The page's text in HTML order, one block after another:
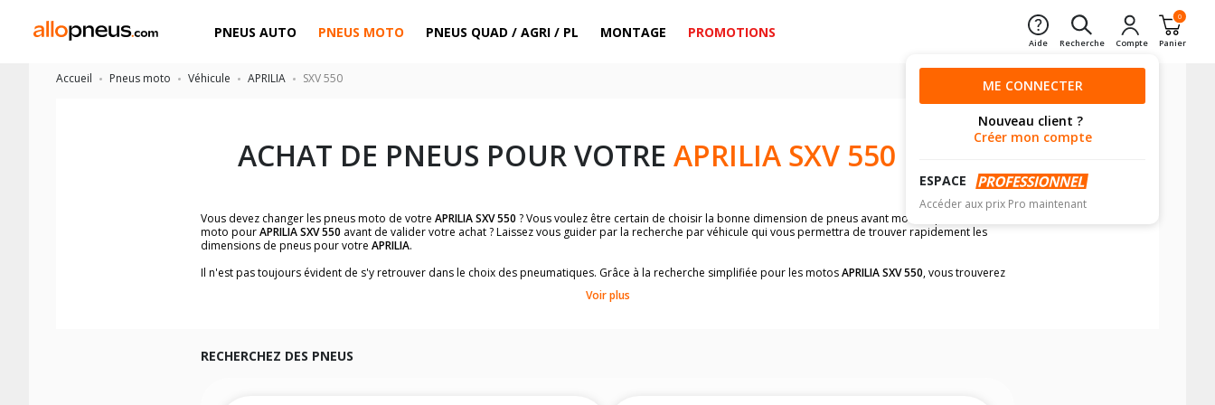
PNEUS AUTO PNEUS MOTO PNEUS QUAD / AGRI / PL MONTAGE PROMOTIONS
Aide Recherche Compte
0
Panier
ME CONNECTER
Nouveau client ?
Créer mon compte
ESPACE
Accéder aux prix Pro maintenant
Accueil Pneus moto Véhicule APRILIA SXV 550
ACHAT DE PNEUS POUR VOTRE APRILIA SXV 550
Vous devez changer les pneus moto de votre APRILIA SXV 550 ? Vous voulez être certain de choisir la bonne dimension de pneus avant moto et pneus arrière
moto pourAPRILIA SXV 550 avant de valider votre achat ? Laissez vous guider par la recherche par véhicule qui vous permettra de trouver rapidement les
dimensions de pneus pour votre APRILIA.
Il n'est pas toujours évident de s'y retrouver dans le choix des pneumatiques. Grâce à la recherche simplifiée pour les motosAPRILIA SXV 550, vous trouverez
Vous ne savez pas comment trouver les dimensions de vos pneus ? Ces informations sont indiquées sur le flanc des pneumatiques, dans le carnet de bord de
facilement.
Voir plus
RECHERCHEZ DES PNEUS